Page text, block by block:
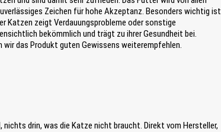
Zeichen für hohe Akzeptanz. Besonders wichtig ist
Katzen zeigt Verdauungsprobleme oder sonstige
bekömmlich und trägt zu ihrer Gesundheit bei.
das Produkt guten Gewissens weiterempfehlen.
drin, was die Katze nicht braucht. Direkt vom Hersteller,